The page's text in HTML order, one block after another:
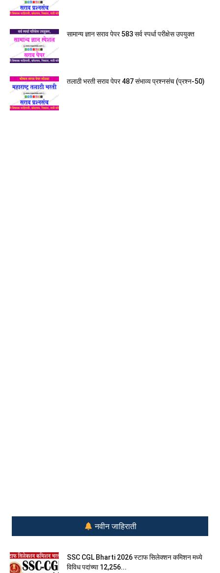
सामान्य ज्ञान सराव पेपर 583 सर्व स्पर्धा परीक्षेस उपयुक्त
तलाठी भरती सराव पेपर 487 संभाव्य प्रश्नसंच (प्रश्न-50)
नवीन जाहिराती
SSC CGL Bharti 2026 स्टाफ सिलेक्शन कमिशन मध्ये
विविध पदांच्या 12,256...